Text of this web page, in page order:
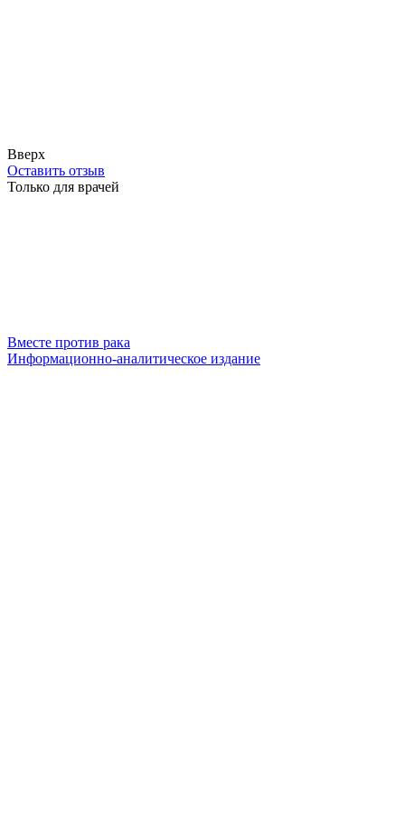
Вверх
Оставить отзыв
Только для врачей
Вместе против рака
Информационно-аналитическое издание